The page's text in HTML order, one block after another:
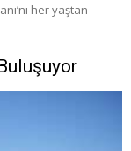
her yaştan